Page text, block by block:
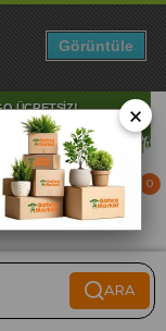
ÜCRETSİZ!
ARA
0
×
Görüntüle